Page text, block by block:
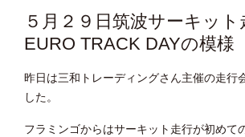
５月２９日筑波サーキッ
EURO TRACK DAYの模様
昨日は三和トレーディングさん主催の走行
した。
フラミンゴからはサーキット走行が初めて